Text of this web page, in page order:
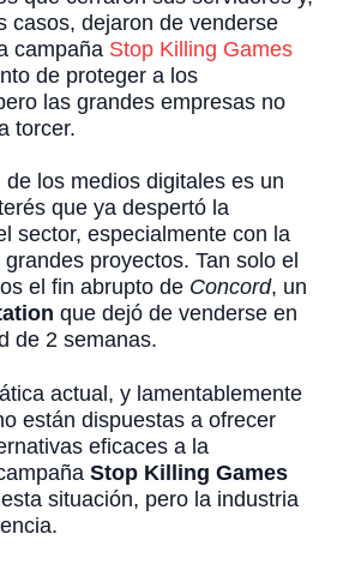
casos, dejaron de venderse
campaña Stop Killing Games
de proteger a los
las grandes empresas no
torcer.
los medios digitales es un
que ya despertó la
sector, especialmente con la
proyectos. Tan solo el
el fin abrupto de Concord, un
que dejó de venderse en
de 2 semanas.
actual, y lamentablemente
están dispuestas a ofrecer
eficaces a la
Stop Killing Games
situación, pero la industria